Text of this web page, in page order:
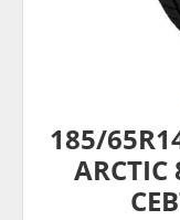
185/